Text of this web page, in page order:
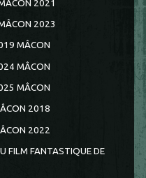
2021
2023
MÂCON
MÂCON
MÂCON
2018
2022
FILM FANTASTIQUE DE